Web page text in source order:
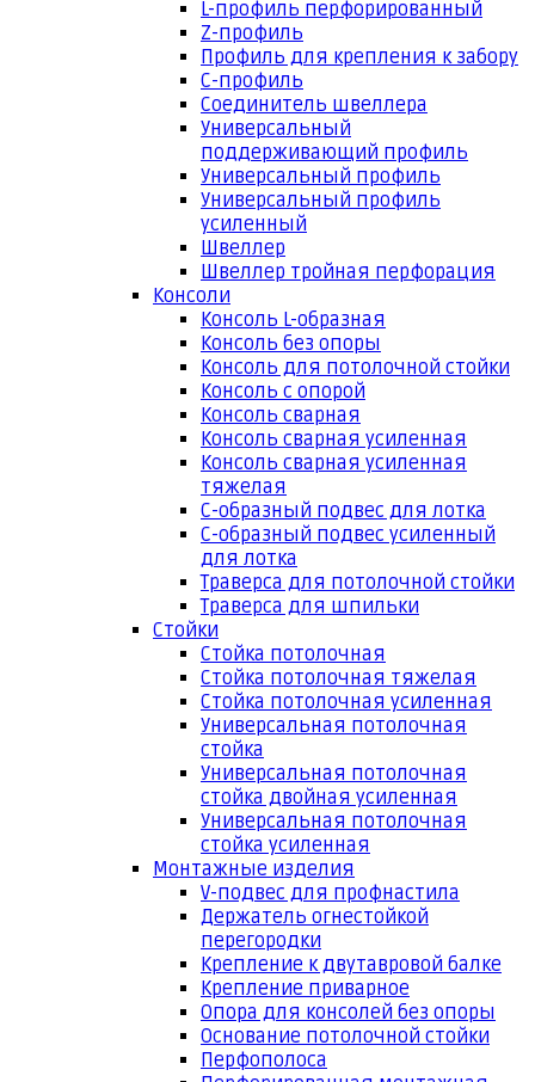
L-профиль перфорированный
Z-профиль
Профиль для крепления к забору
С-профиль
Соединитель швеллера
Универсальный
поддерживающий профиль
Универсальный профиль
Универсальный профиль
усиленный
Швеллер
Швеллер тройная перфорация
Консоли
Консоль L-образная
Консоль без опоры
Консоль для потолочной стойки
Консоль с опорой
Консоль сварная
Консоль сварная усиленная
Консоль сварная усиленная
тяжелая
С-образный подвес для лотка
С-образный подвес усиленный
для лотка
Траверса для потолочной стойки
Траверса для шпильки
Стойки
Стойка потолочная
Стойка потолочная тяжелая
Стойка потолочная усиленная
Универсальная потолочная
стойка
Универсальная потолочная
стойка двойная усиленная
Универсальная потолочная
стойка усиленная
Монтажные изделия
V-подвес для профнастила
Держатель огнестойкой
перегородки
Крепление к двутавровой балке
Крепление приварное
Опора для консолей без опоры
Основание потолочной стойки
Перфополоса